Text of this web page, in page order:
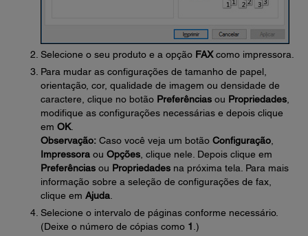
Selecione o seu produto e a opção FAXcomo impressora.
Para mudar as configurações de tamanho de papel,
orientação, cor, qualidade de imagem ou densidade de
caractere, clique no botão Preferências ou Propriedades
modifique as configurações necessárias e depois clique
em OK.
Observação: Caso você veja um botão Configuração
Impressora ou Opções , clique nele. Depois clique em
Preferências ou Propriedades na próxima tela. Para mais
informação sobre a seleção de configurações de fax,
clique em Ajuda
Selecione o intervalo de páginas conforme necessário.
(Deixe o número de cópias como 1 .)